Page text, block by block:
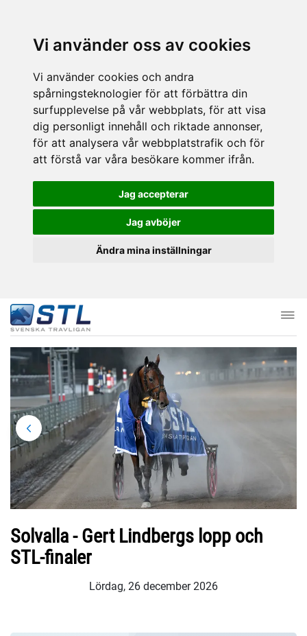
Vi använder oss av cookies
Vi använder cookies och andra
spårningsteknologier för att förbättra din
surfupplevelse på vår webbplats, för att visa
dig personligt innehåll och riktade annonser,
för att analysera vår webbplatstrafik och för
att förstå var våra besökare kommer ifrån.
Jag accepterar
Jag avböjer
Ändra mina inställningar
Solvalla - Gert Lindbergs lopp och
STL-finaler
Lördag, 26 december 2026